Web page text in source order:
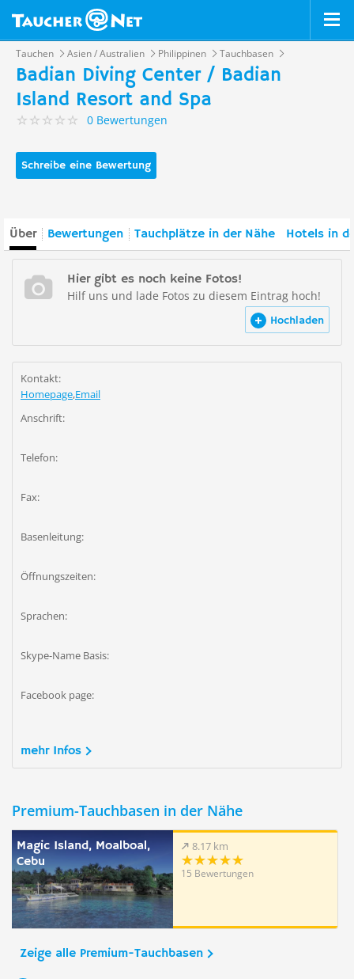
Tauchen Asien / Australien Philippinen Tauchbasen
Badian Diving Center / Badian
Island Resort and Spa
0 Bewertungen
Schreibe eine Bewertung
Über Bewertungen Tauchplätze in der Nähe Hotels in
Hier gibt es noch keine Fotos!
Hilf uns und lade Fotos zu diesem Eintrag hoch!
Hochladen
Kontakt:
Homepage,Email
Anschrift:
Telefon:
Fax:
Basenleitung:
Öffnungszeiten:
Sprachen:
Skype-Name Basis:
Facebook page:
mehr Infos
Premium-Tauchbasen in der Nähe
Magic Island, Moalboal,
Cebu
8.17 km
15 Bewertungen
Zeige alle Premium-Tauchbasen